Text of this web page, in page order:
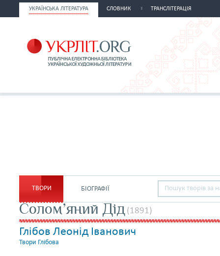
УКРАЇНСЬКА ЛІТЕРАТУРА СЛОВНИК ТРАНСЛІТЕРАЦІЯ
ТВОРИ БІОГРАФІЇ
Солом’яний Дід (1891)
Глібов Леонід Іванович
Твори Глібова